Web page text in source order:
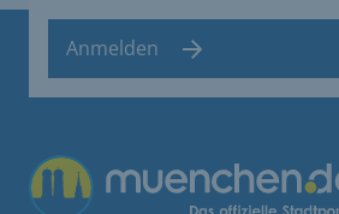
Anmelden
Übergreifende Links